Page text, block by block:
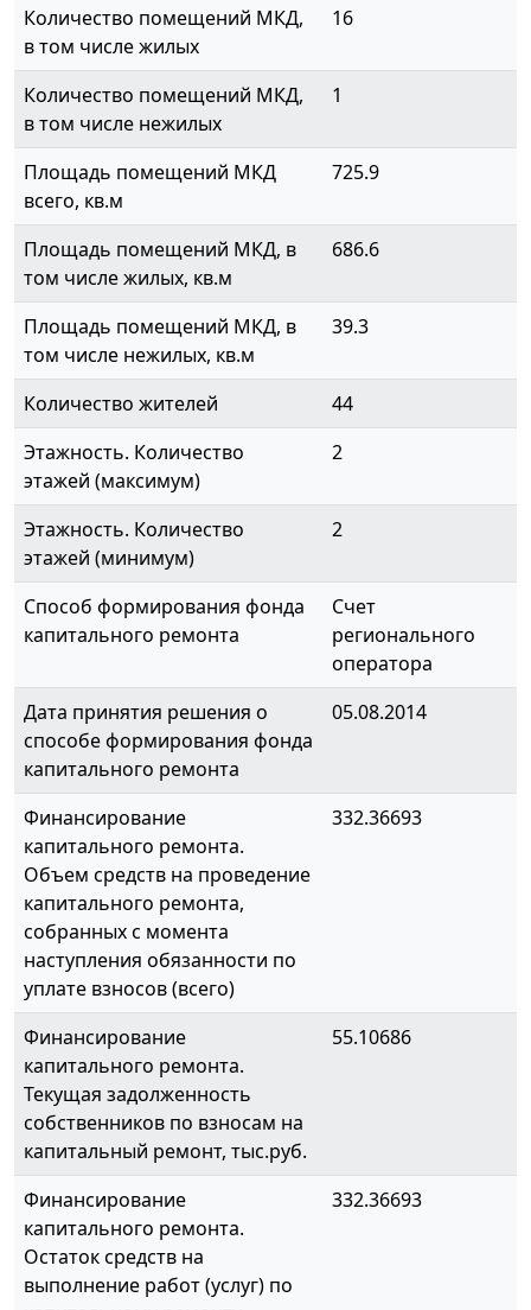
Количество помещений МКД,
в том числе жилых
16
Количество помещений МКД,
в том числе нежилых
1
Площадь помещений МКД
всего, кв.м
725.9
Площадь помещений МКД, в
том числе жилых, кв.м
686.6
Площадь помещений МКД, в
том числе нежилых, кв.м
39.3
Количество жителей
44
Этажность. Количество
этажей (максимум)
2
Этажность. Количество
этажей (минимум)
2
Способ формирования фонда
капитального ремонта
Счет
регионального
оператора
Дата принятия решения о
способе формирования фонда
капитального ремонта
05.08.2014
Финансирование
капитального ремонта.
Объем средств на проведение
капитального ремонта,
собранных с момента
наступления обязанности по
уплате взносов (всего)
332.36693
Финансирование
капитального ремонта.
Текущая задолженность
собственников по взносам на
капитальный ремонт, тыс.руб.
55.10686
Финансирование
капитального ремонта.
Остаток средств на
выполнение работ (услуг) по
332.36693